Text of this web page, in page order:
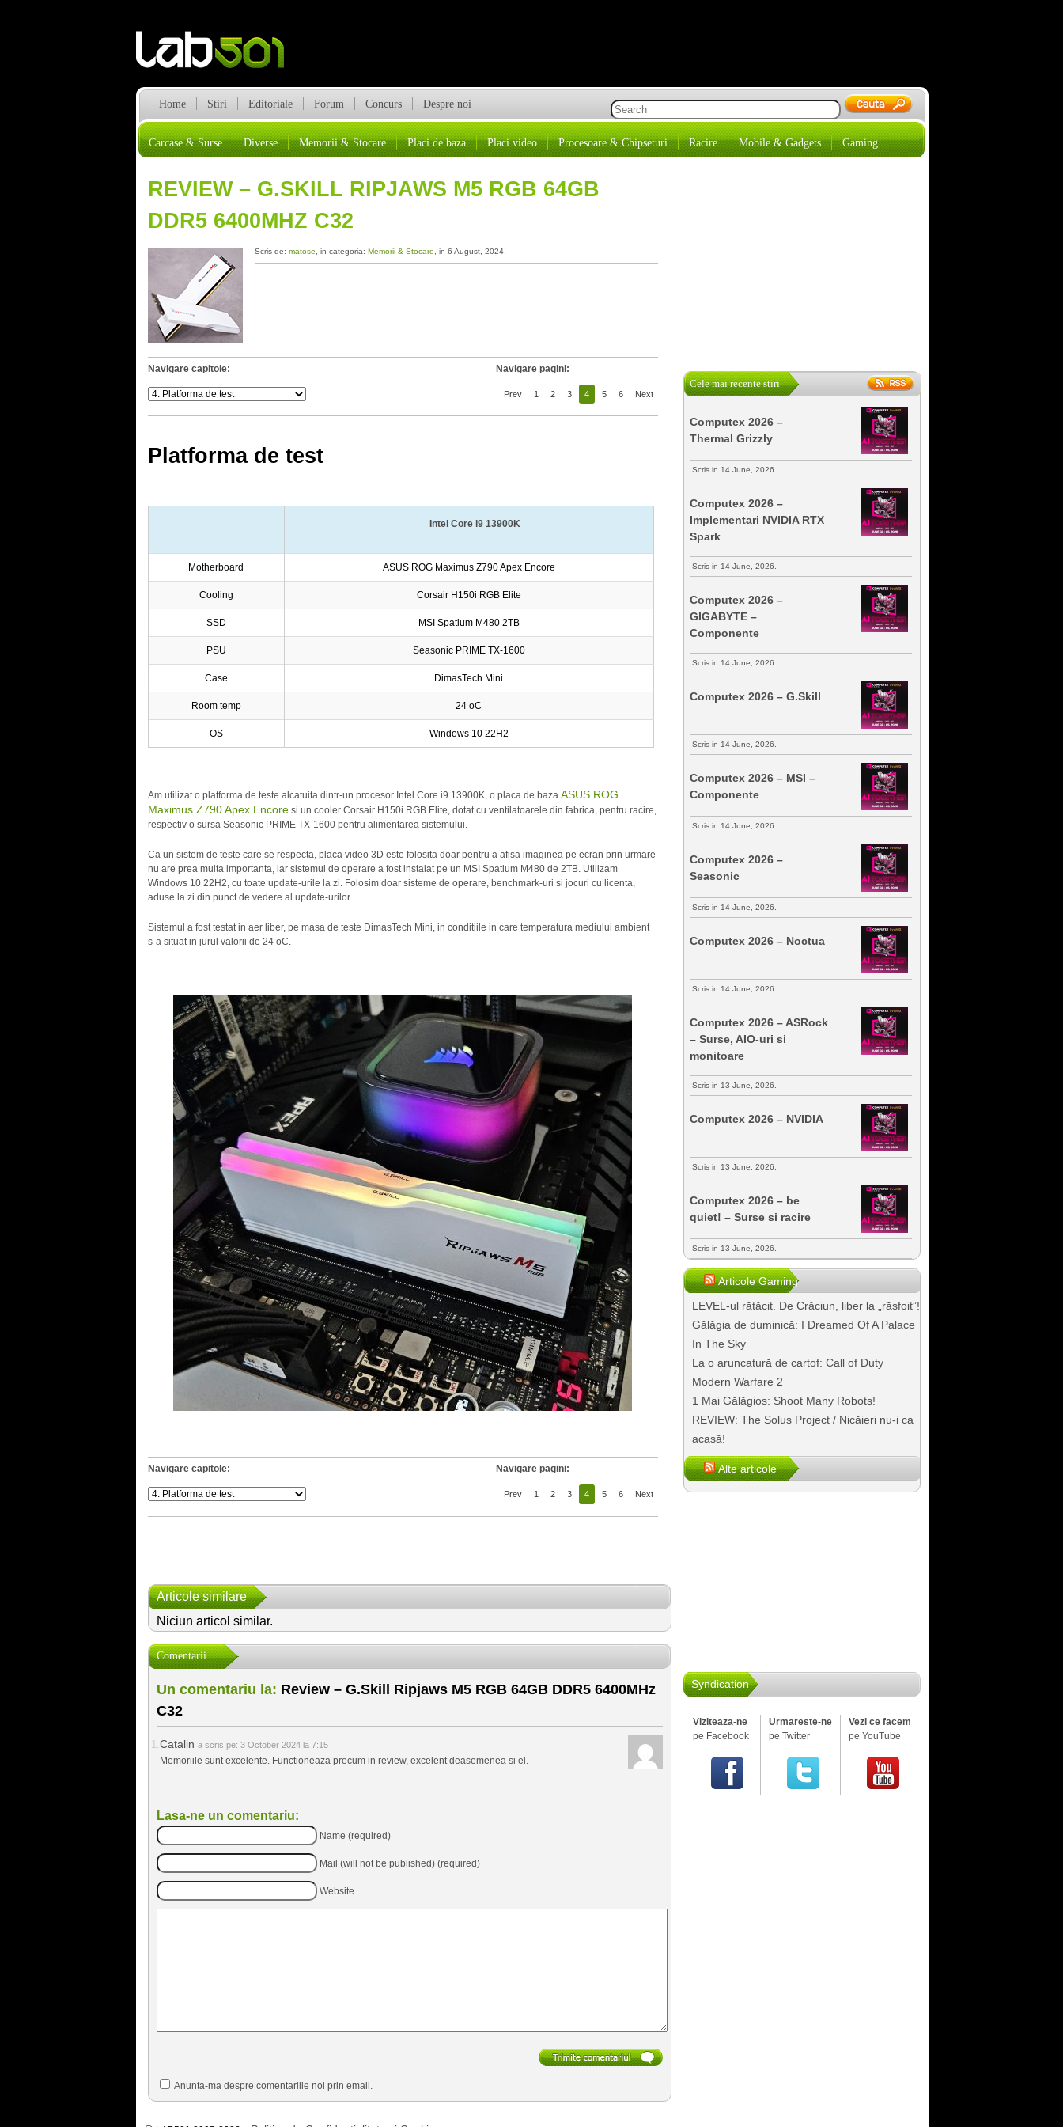
Home Stiri Editoriale Forum Concurs Despre noi
Carcase & Surse Diverse Memorii & Stocare Placi de baza Placi video Procesoare & Chipseturi Racire Mobile & Gadgets Gaming
REVIEW – G.SKILL RIPJAWS M5 RGB 64GB
DDR5 6400MHZ C32
Scris de: matose , in categoria: Memorii & Stocare , in 6 August, 2024.
Navigare capitole: Navigare pagini:
Prev 1 2 3 4 5 6 Next
Platforma de test
Intel Core i9 13900K
Motherboard ASUS ROG Maximus Z790 Apex Encore
Cooling Corsair H150i RGB Elite
SSD MSI Spatium M480 2TB
PSU Seasonic PRIME TX-1600
Case DimasTech Mini
Room temp 24 oC
OS Windows 10 22H2
Am utilizat o platforma de teste alcatuita dintr-un procesor Intel Core i9 13900K, o placa de baza ASUS ROG
Maximus Z790 Apex Encoresi un cooler Corsair H150i RGB Elite, dotat cu ventilatoarele din fabrica, pentru racire,
respectiv o sursa Seasonic PRIME TX-1600 pentru alimentarea sistemului.
Ca un sistem de teste care se respecta, placa video 3D este folosita doar pentru a afisa imaginea pe ecran prin urmare
nu are prea multa importanta, iar sistemul de operare a fost instalat pe un MSI Spatium M480 de 2TB. Utilizam
Windows 10 22H2, cu toate update-urile la zi. Folosim doar sisteme de operare, benchmark-uri si jocuri cu licenta,
aduse la zi din punct de vedere al update-urilor.
Sistemul a fost testat in aer liber, pe masa de teste DimasTech Mini, in conditiile in care temperatura mediului ambient
s-a situat in jurul valorii de 24 oC.
Navigare capitole: Navigare pagini:
Prev 1 2 3 4 5 6 Next
Articole similare
Niciun articol similar.
Comentarii
Un comentariu la: Review – G.Skill Ripjaws M5 RGB 64GB DDR5 6400MHz
C32
Catalin a scris pe: 3 October 2024 la 7:15
Memoriile sunt excelente. Functioneaza precum in review, excelent deasemenea si el.
Lasa-ne un comentariu:
Name (required)
Mail (will not be published) (required)
Website
Anunta-ma despre comentariile noi prin email.
Cele mai recente stiri
Computex 2026 –
Thermal Grizzly
Scris in 14 June, 2026.
Computex 2026 –
Implementari NVIDIA RTX
Spark
Scris in 14 June, 2026.
Computex 2026 –
GIGABYTE –
Componente
Scris in 14 June, 2026.
Computex 2026 – G.Skill
Scris in 14 June, 2026.
Computex 2026 – MSI –
Componente
Scris in 14 June, 2026.
Computex 2026 –
Seasonic
Scris in 14 June, 2026.
Computex 2026 – Noctua
Scris in 14 June, 2026.
Computex 2026 – ASRock
– Surse, AIO-uri si
monitoare
Scris in 13 June, 2026.
Computex 2026 – NVIDIA
Scris in 13 June, 2026.
Computex 2026 – be
quiet! – Surse si racire
Scris in 13 June, 2026.
Articole Gaming
LEVEL-ul rătăcit. De Crăciun, liber la „răsfoit”!
Gălăgia de duminică: I Dreamed Of A Palace
In The Sky
La o aruncatură de cartof: Call of Duty
Modern Warfare 2
1 Mai Gălăgios: Shoot Many Robots!
REVIEW: The Solus Project / Nicăieri nu-i ca
acasă!
Alte articole
Syndication
Viziteaza-ne
pe Facebook
Urmareste-ne
pe Twitter
Vezi ce facem
pe YouTube